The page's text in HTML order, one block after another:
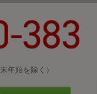
年始を除く）